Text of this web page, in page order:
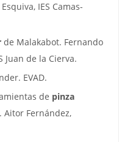
IES Camas-
de Malakabot. Fernando
Juan de la Cierva.
EVAD.
de pinza
Aitor Fernández,